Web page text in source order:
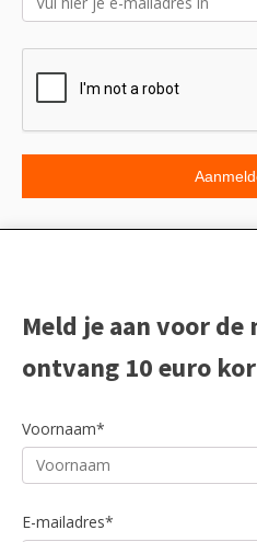
Meld je aan voor
ontvang 10 euro
Voornaam*
E-mailadres*